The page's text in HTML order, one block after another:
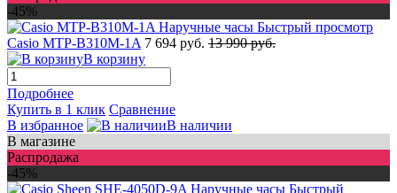
-45%
Быстрый просмотр
Casio MTP-B310M-1A 7 694 руб. 13 990 руб.
В корзину
Подробнее
Купить в 1 клик Сравнение
В избранное
В наличии
В магазине
Распродажа
-45%
Быстрый